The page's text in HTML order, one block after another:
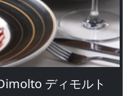
ディモルト